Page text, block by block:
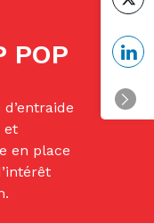
POP
et
en place